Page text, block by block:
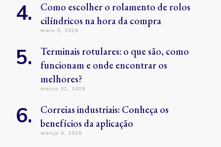
Como escolher o rolamento de rolos
cilíndricos na hora da compra
maio 5, 2026
Terminais rotulares: o que são, como
funcionam e onde encontrar os
melhores?
março 31, 2026
Correias industriais: Conheça os
benefícios da aplicação
março 4, 2026